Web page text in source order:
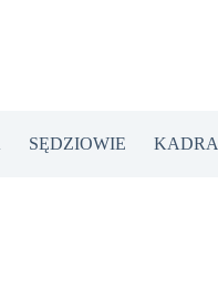
SĘDZIOWIE KADRA